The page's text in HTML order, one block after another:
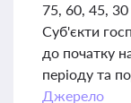
75, 60, 45, 30
Суб'єкти
до початку
періоду та
Джерело